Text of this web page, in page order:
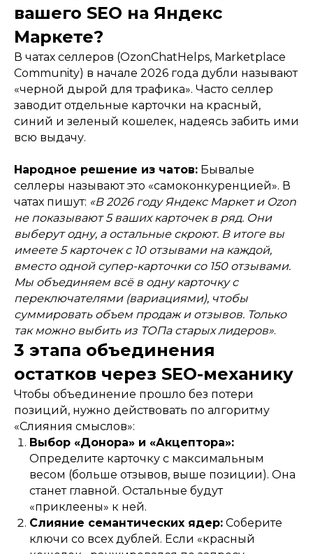
вашего SEO на Яндекс
Маркете?
В чатах селлеров (OzonChatHelps, Marketplace
Community) в начале 2026 года дубли называют
«черной дырой для трафика». Часто селлер
заводит отдельные карточки на красный,
синий и зеленый кошелек, надеясь забить ими
всю выдачу.
Народное решение из чатов: Бывалые
селлеры называют это «самоконкуренцией». В
чатах пишут: «В 2026 году Яндекс Маркет и Ozon
не показывают 5 ваших карточек в ряд. Они
выберут одну, а остальные скроют. В итоге вы
имеете 5 карточек с 10 отзывами на каждой,
вместо одной супер-карточки со 150 отзывами.
Мы объединяем всё в одну карточку с
переключателями (вариациями), чтобы
суммировать объем продаж и отзывов. Только
так можно выбить из ТОПа старых лидеров».
3 этапа объединения
остатков через SEO-механику
Чтобы объединение прошло без потери
позиций, нужно действовать по алгоритму
«Слияния смыслов»:
Выбор «Донора» и «Акцептора»:
Определите карточку с максимальным
весом (больше отзывов, выше позиции). Она
станет главной. Остальные будут
«приклеены» к ней.
Слияние семантических ядер: Соберите
ключи со всех дублей. Если «красный